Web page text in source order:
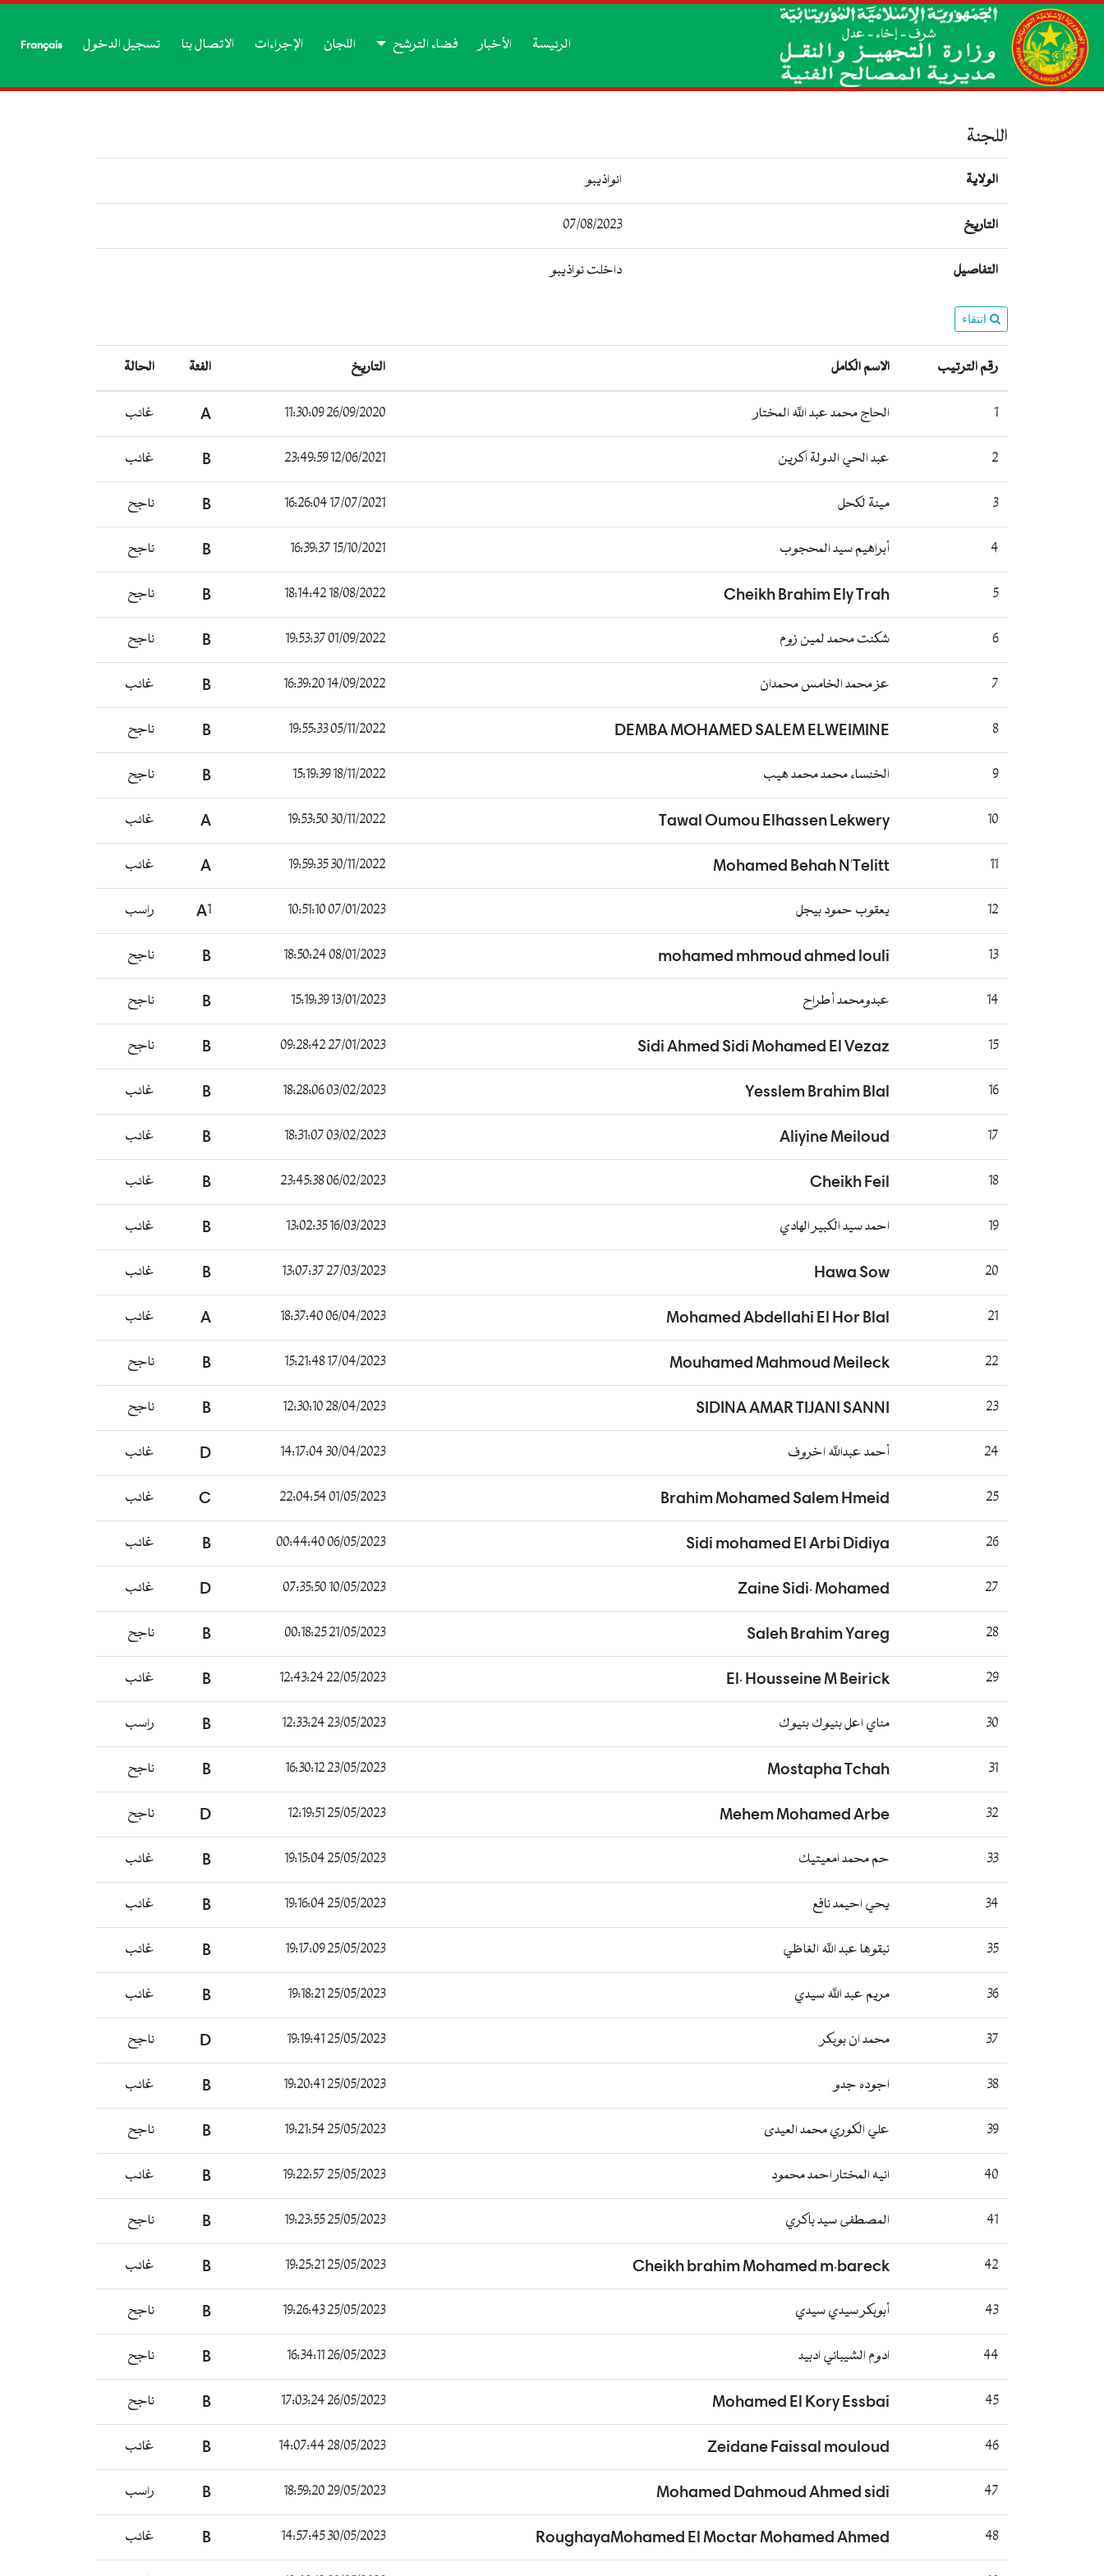
الرئيسة الأخبار فضاء الترشح اللجان الإجراءات الاتصال بنا تسجيل الدخول Français
اللجنة
الولاية انواذيبو
التاريخ 07/08/2023
التفاصيل داخلت نواذيبو
انتقاء
رقم الترتيب الإسم الكامل التاريخ الفئة الحالة
1 الحاج محمد عبد الله المختار 26/09/2020 11:30:09
A غائب
2 عبد الحي الدولة اكرين 12/06/2021 23:49:59
B غائب
3 مينة لكحل 17/07/2021 16:26:04
B ناجح
4 أبراهيم سيد المحجوب 15/10/2021 16:39:37
B ناجح
5
Cheikh Brahim Ely Trah
18/08/2022 18:14:42
B ناجح
6 شكنت محمد لمين زوم 01/09/2022 19:53:37
B ناجح
7 عز محمد الخامس محمدان 14/09/2022 16:39:20
B غائب
8
DEMBA MOHAMED SALEM ELWEIMINE
05/11/2022 19:55:33
B ناجح
9 الخنساء محمد محمد هيب 18/11/2022 15:19:39
B ناجح
10
Tawal Oumou Elhassen Lekwery
30/11/2022 19:53:50
A غائب
11
Mohamed Behah N'Telitt
30/11/2022 19:59:35
A غائب
12 يعقوب حمود بيجل 07/01/2023 10:51:10
A1 راسب
13
mohamed mhmoud ahmed louli
08/01/2023 18:50:24
B ناجح
14 عبدومحمد أطراح 13/01/2023 15:19:39
B ناجح
15
Sidi Ahmed Sidi Mohamed El Vezaz
27/01/2023 09:28:42
B ناجح
16
Yesslem Brahim Blal
03/02/2023 18:28:06
B غائب
17
Aliyine Meiloud
03/02/2023 18:31:07
B غائب
18
Cheikh Feil
06/02/2023 23:45:38
B غائب
19 احمد سيد الكبير الهادي 16/03/2023 13:02:35
B غائب
20
Hawa Sow
27/03/2023 13:07:37
B غائب
21
Mohamed Abdellahi El Hor Blal
06/04/2023 18:37:40
A غائب
22
Mouhamed Mahmoud Meileck
17/04/2023 15:21:48
B ناجح
23
SIDINA AMAR TIJANI SANNI
28/04/2023 12:30:10
B ناجح
24 أحمد عبدالله اخروف 30/04/2023 14:17:04
D غائب
25
Brahim Mohamed Salem Hmeid
01/05/2023 22:04:54
C غائب
26
Sidi mohamed El Arbi Didiya
06/05/2023 00:44:40
B غائب
27
Zaine Sidi. Mohamed
10/05/2023 07:35:50
D غائب
28
Saleh Brahim Yareg
21/05/2023 00:18:25
B ناجح
29
El. Housseine M Beirick
22/05/2023 12:43:24
B غائب
30 مناي اعل بنيوك بنيوك 23/05/2023 12:33:24
B راسب
31
Mostapha Tchah
23/05/2023 16:30:12
B ناجح
32
Mehem Mohamed Arbe
25/05/2023 12:19:51
D ناجح
33 حم محمد امعيتيك 25/05/2023 19:15:04
B غائب
34 يحي احيمد نافع 25/05/2023 19:16:04
B غائب
35 نبقوها عبد الله الغاظي 25/05/2023 19:17:09
B غائب
36 مريم عبد الله سيدي 25/05/2023 19:18:21
B غائب
37 محمد ان بوبكر 25/05/2023 19:19:41
D ناجح
38 اجوده جدو 25/05/2023 19:20:41
B غائب
39 علي الكوري محمد العيدى 25/05/2023 19:21:54
B ناجح
40 انيه المختار احمد محمود 25/05/2023 19:22:57
B غائب
41 المصطفى سيد باكري 25/05/2023 19:23:55
B ناجح
42
Cheikh brahim Mohamed m.bareck
25/05/2023 19:25:21
B غائب
43 أبوبكر سيدي سيدي 25/05/2023 19:26:43
B ناجح
44 ادوم الشيباني ادبيد 26/05/2023 16:34:11
B ناجح
45
Mohamed El Kory Essbai
26/05/2023 17:03:24
B ناجح
46
Zeidane Faissal mouloud
28/05/2023 14:07:44
B غائب
47
Mohamed Dahmoud Ahmed sidi
29/05/2023 18:59:20
B راسب
48
RoughayaMohamed El Moctar Mohamed Ahmed
30/05/2023 14:57:45
B غائب